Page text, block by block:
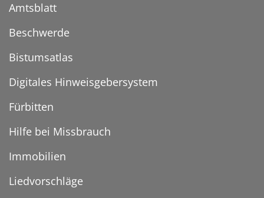
Amtsblatt
Beschwerde
Bistumsatlas
Digitales Hinweisgebersystem
Fürbitten
Hilfe bei Missbrauch
Immobilien
Liedvorschläge